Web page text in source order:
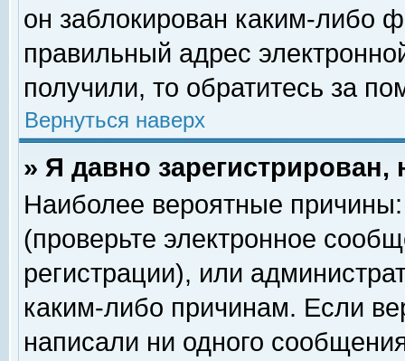
он заблокирован каким-либо
правильный адрес
получили, то обратитесь за
Вернуться наверх
» Я давно
Наиболее вероятные
(проверьте электронное
регистрации), или
каким-либо причинам. Если
написали ни одного